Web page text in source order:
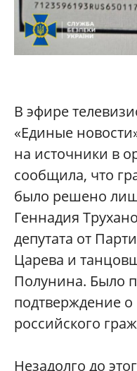
В эфире
«Единые
на источники в
сообщила, что
было решено
Геннадия
депутата от
Царева и
Полунина. Было
подтверждение
российского
Незадолго до